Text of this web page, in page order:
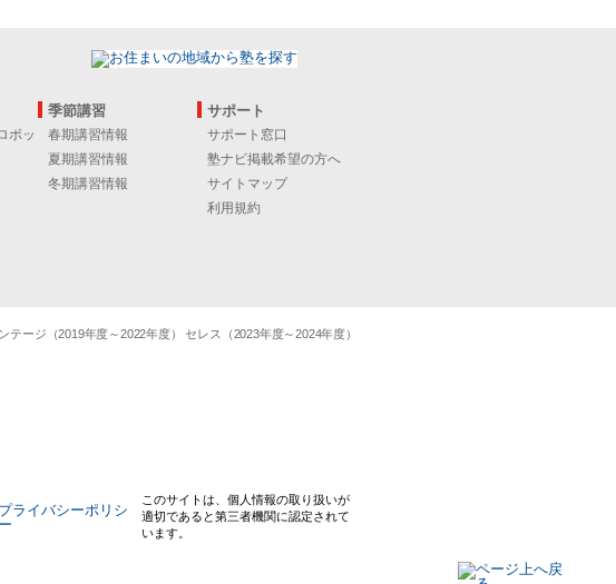
ボッ
季節講習
春期講習情報
夏期講習情報
冬期講習情報
サポート
サポート窓口
塾ナビ掲載希望の方へ
サイトマップ
利用規約
ージ（2019年度～2022年度） セレス（2023年度～2024年度）
このサイトは、個人情報の取り扱いが
適切であると第三者機関に認定されて
います。